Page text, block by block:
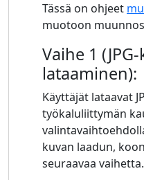
Tässä on ohjeet
muotoon
Vaihe 1
lataaminen):
Käyttäjät lataavat
työkaluliittymän
kuvan laadun,
seuraavaa vaihetta.